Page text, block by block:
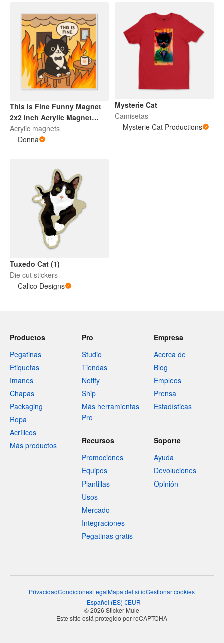
This is Fine Funny Magnet
2x2 inch Acrylic Magnet
Cute Cat Magnets for Party
Favor Funny Fridge Magnet
Acrylic magnets
Donna
Mysterie Cat
Camisetas
Mysterie Cat Productions
Tuxedo Cat (1)
Die cut stickers
Calico Designs
Productos
Pegatinas
Etiquetas
Imanes
Chapas
Packaging
Ropa
Acrílicos
Más productos
Pro
Studio
Tiendas
Notify
Ship
Más herramientas
Pro
Empresa
Acerca de
Blog
Empleos
Prensa
Estadísticas
Recursos
Promociones
Equipos
Plantillas
Usos
Mercado
Integraciones
Pegatinas gratis
Soporte
Ayuda
Devoluciones
Opinión
PrivacidadCondicionesLegalMapa del sitioGestionar cookies
Español (ES) €EUR
© 2026 Sticker Mule
Este sitio está protegido por reCAPTCHA